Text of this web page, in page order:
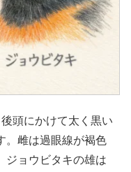
頭にかけて太く黒い
。雌は過眼線が褐色
ジョウビタキの雄は